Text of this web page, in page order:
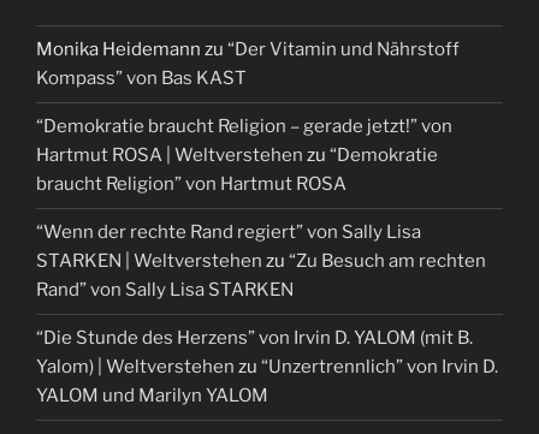
Monika Heidemann zu “Der Vitamin und Nährstoff
Kompass” von Bas KAST
“Demokratie braucht Religion – gerade jetzt!” von
Hartmut ROSA | Weltverstehen zu “Demokratie
braucht Religion” von Hartmut ROSA
“Wenn der rechte Rand regiert” von Sally Lisa
STARKEN | Weltverstehen zu “Zu Besuch am rechten
Rand” von Sally Lisa STARKEN
“Die Stunde des Herzens” von Irvin D. YALOM (mit B.
Yalom) | Weltverstehen zu “Unzertrennlich” von Irvin D.
YALOM und Marilyn YALOM